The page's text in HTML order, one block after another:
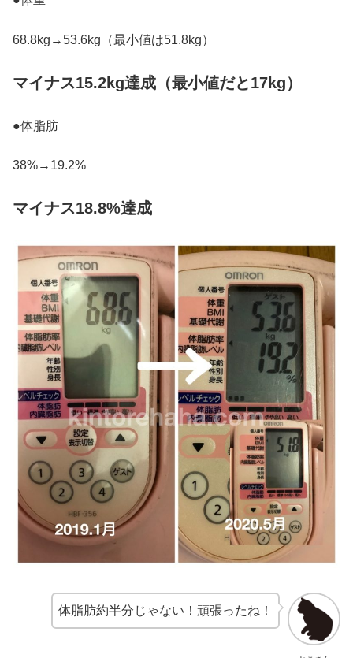
68.8kg→53.6kg（最小値は51.8kg）
マイナス15.2kg達成（最小値だと17kg）
●体脂肪
38%→19.2%
マイナス18.8%達成
体脂肪約半分じゃない！頑張ったね！